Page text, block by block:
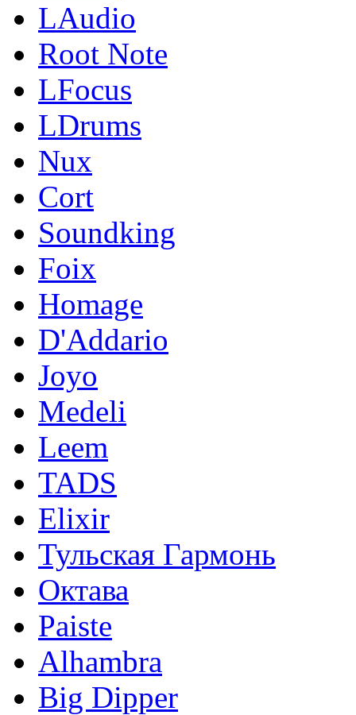
LAudio
Root Note
LFocus
LDrums
Nux
Cort
Soundking
Foix
Homage
D'Addario
Joyo
Medeli
Leem
TADS
Elixir
Тульская Гармонь
Октава
Paiste
Alhambra
Big Dipper